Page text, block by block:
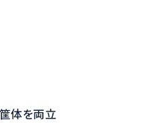
体を両立